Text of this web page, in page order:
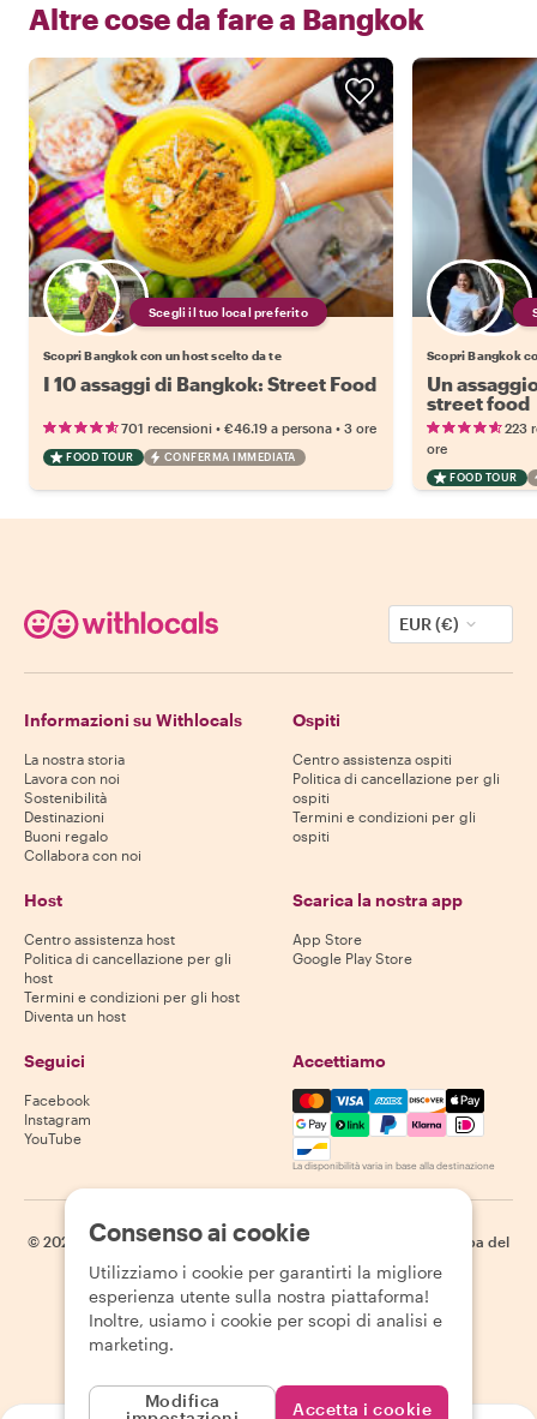
Altre cose da fare a Bangkok
Scegli il tuo local preferito
Scopri Bangkok con un host scelto da te
I 10 assaggi di Bangkok: Street Food
701 recensioni • €46.19 a persona • 3 ore
FOOD TOUR CONFERMA IMMEDIATA
Scopri Bangkok
Un
street food
223
ore
FOOD TOUR
EUR (€)
Informazioni su Withlocals
La nostra storia
Lavora con noi
Sostenibilità
Destinazioni
Buoni regalo
Collabora con noi
Ospiti
Centro assistenza ospiti
Politica di cancellazione per gli
ospiti
Termini e condizioni per gli
ospiti
Host
Centro assistenza host
Politica di cancellazione per gli
host
Termini e condizioni per gli host
Diventa un host
Scarica la nostra app
App Store
Google Play Store
Seguici
Facebook
Instagram
YouTube
Accettiamo
Mastercard, Visa, Amex,
La disponibilità varia in base alla destinazione
© 2026 Withlocals.com | Informativa sulla privacy
Mappa del
Consenso ai cookie
Utilizziamo i cookie per garantirti la migliore
esperienza utente sulla nostra piattaforma!
Inoltre, usiamo i cookie per scopi di analisi e
marketing.
Modifica
Accetta i cookie